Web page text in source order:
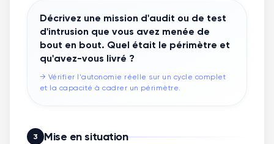
Décrivez une mission d'audit ou de test
d'intrusion que vous avez menée de
bout en bout. Quel était le périmètre et
qu'avez-vous livré ?
→ Vérifier l'autonomie réelle sur un cycle complet
et la capacité à cadrer un périmètre.
3 Mise en situation